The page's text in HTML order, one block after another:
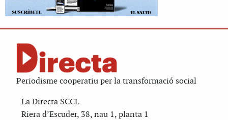
Periodisme cooperatiu per la transformació social
La Directa SCCL
Riera d’Escuder, 38, nau 1, planta 1